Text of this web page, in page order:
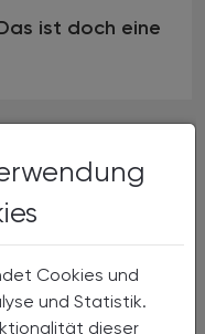
Cookies und
und Statistik.
dieser
ist doch eine